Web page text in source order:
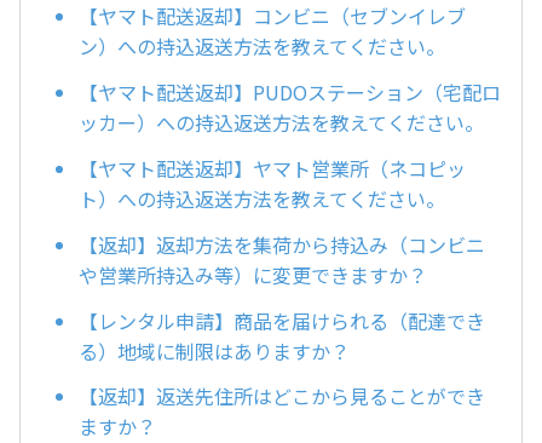
【ヤマト配送返却】コンビニ（セブンイレブ
ン）への持込返送方法を教えてください。
【ヤマト配送返却】PUDOステーション（宅配ロ
ッカー）への持込返送方法を教えてください。
【ヤマト配送返却】ヤマト営業所（ネコピッ
ト）への持込返送方法を教えてください。
【返却】返却方法を集荷から持込み（コンビニ
や営業所持込み等）に変更できますか？
【レンタル申請】商品を届けられる（配達でき
る）地域に制限はありますか？
【返却】返送先住所はどこから見ることができ
ますか？